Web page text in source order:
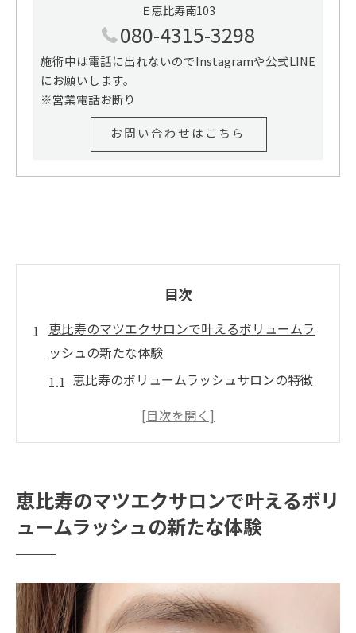
Ｅ恵比寿南103
080-4315-3298
施術中は電話に出れないのでInstagramや公式LINE
にお願いします。
※営業電話お断り
お問い合わせはこちら
目次
恵比寿のマツエクサロンで叶えるボリュームラ
ッシュの新たな体験
恵比寿のボリュームラッシュサロンの特徴
施術前に知っておきたいボリュームラッシ
サロン選びで失敗しないためのポイント
ボリュームラッシュがもたらす美的効果
力
時間を有効活用できる施術時間の短縮
恵比寿のマツエクサロンで叶えるボリ
ュームラッシュの新たな体験